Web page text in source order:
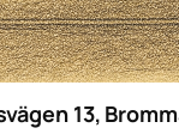
13,